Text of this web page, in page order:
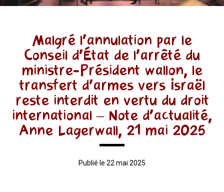
Malgré l’annulation par le
Conseil d’État de l’arrêté du
ministre-Président wallon, le
transfert d’armes vers Israël
reste interdit en vertu du droit
international – Note d’actualité,
Anne Lagerwall, 21 mai 2025
Publié le 22 mai 2025